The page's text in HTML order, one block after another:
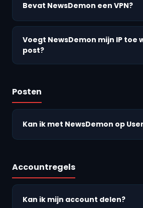
Bevat NewsDemon een VPN?
Voegt NewsDemon mijn IP toe
post?
Posten
Kan ik met NewsDemon op
Accountregels
Kan ik mijn account delen?